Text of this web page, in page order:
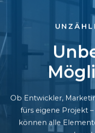
Ob Entwickler,
fürs eigene Projekt
können alle